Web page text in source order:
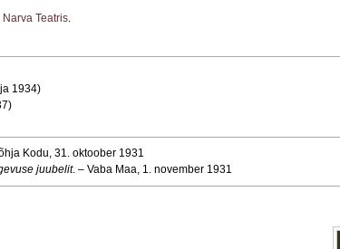
Narva Teatris.
1934)
Kodu, 31. oktoober 1931
juubelit. – Vaba Maa, 1. november 1931